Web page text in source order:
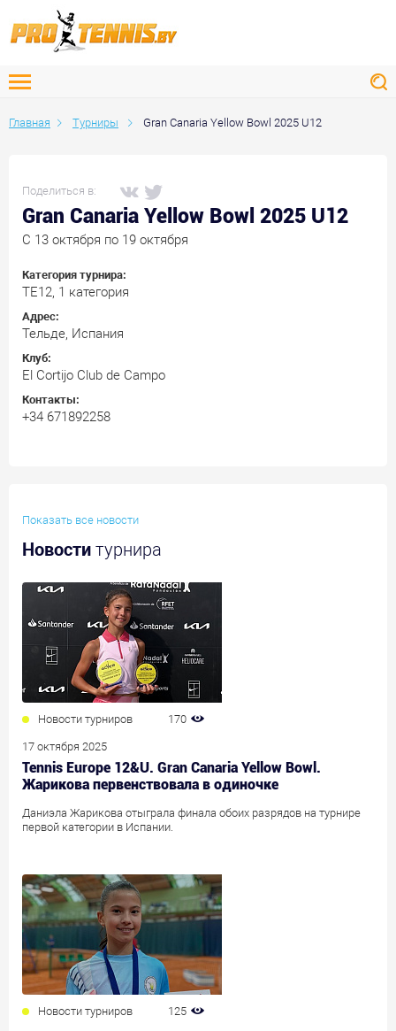
Главная Турниры Gran Canaria Yellow Bowl 2025 U12
Поделиться в:
Gran Canaria Yellow Bowl 2025 U12
C 13 октября по 19 октября
Категория турнира:
ТЕ12, 1 категория
Адрес:
Тельде, Испания
Клуб:
El Cortijo Club de Campo
Контакты:
+34 671892258
Показать все новости
Новости турнира
Новости турниров 170
17 октября 2025
Tennis Europe 12&U. Gran Canaria Yellow Bowl.
Жарикова первенствовала в одиночке
Даниэла Жарикова отыграла финала обоих разрядов на турнире
первой категории в Испании.
Новости турниров 125